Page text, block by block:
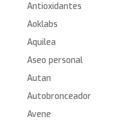
Antioxidantes
Aoklabs
Aquilea
Aseo personal
Autan
Autobronceador
Avene